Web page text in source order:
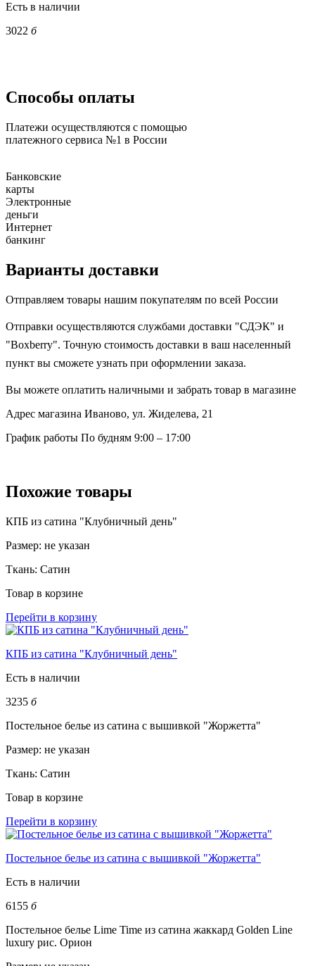
Есть в наличии
3022 б
Способы оплаты
Платежи осуществляются с помощью
платежного сервиса №1 в России
Банковские
карты
Электронные
деньги
Интернет
банкинг
Варианты доставки
Отправляем товары нашим покупателям по всей России
Отправки осуществляются службами доставки "СДЭК" и
"Boxberry". Точную стоимость доставки в ваш населенный
пункт вы сможете узнать при оформлении заказа.
Вы можете оплатить наличными и забрать товар в магазине
Адрес магазина Иваново, ул. Жиделева, 21
График работы По будням 9:00 – 17:00
Похожие товары
КПБ из сатина "Клубничный день"
Размер: не указан
Ткань: Сатин
Товар в корзине
Перейти в корзину
КПБ из сатина "Клубничный день"
Есть в наличии
3235 б
Постельное белье из сатина с вышивкой "Жоржетта"
Размер: не указан
Ткань: Сатин
Товар в корзине
Перейти в корзину
Постельное белье из сатина с вышивкой "Жоржетта"
Есть в наличии
6155 б
Постельное белье Lime Time из сатина жаккард Golden Line
luxury рис. Орион